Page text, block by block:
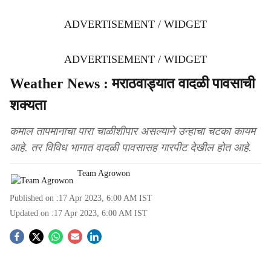
ADVERTISEMENT / WIDGET
ADVERTISEMENT / WIDGET
Weather News : मराठवाड्यात वादळी पावसाची
शक्यता
कमाल तापमानाचा पारा चाळीशीपार असल्याने उन्हाचा चटका कायम
आहे. तर विविध भागात वादळी पावसासह गारपीट देखील होत आहे.
Team Agrowon
Published on :17 Apr 2023, 6:00 AM IST
Updated on :17 Apr 2023, 6:00 AM IST
S